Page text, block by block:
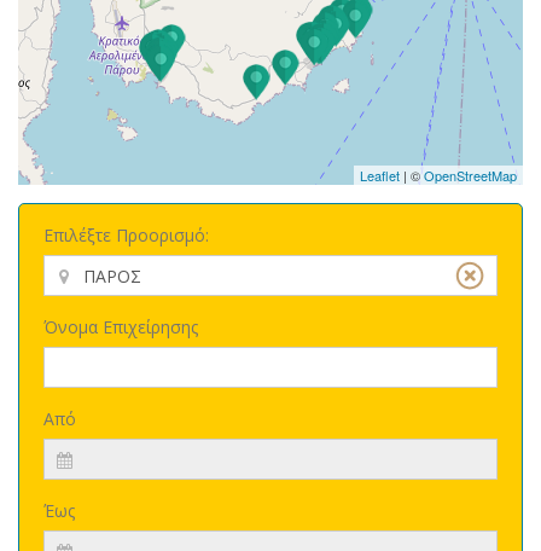
Leaflet | ©OpenStreetMap
Επιλέξτε Προορισμό:
Όνομα Επιχείρησης
Από
Έως